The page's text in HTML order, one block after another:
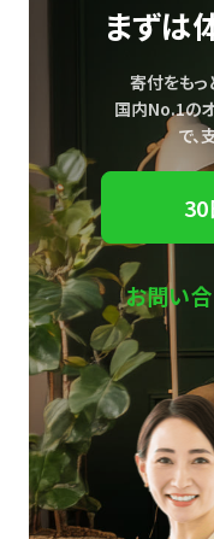
まずは
寄付をもっ
国内No.1の
で、
お問い